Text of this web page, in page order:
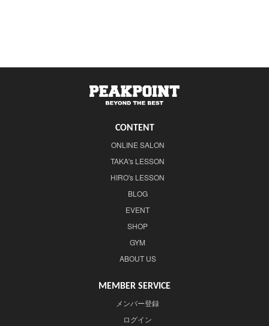
CONTENT
ONLINE SALON
TAKA's LESSON
HIRO's LESSON
BLOG
EVENT
SHOP
GYM
ABOUT US
MEMBER SERVICE
メンバー登録
ログイン